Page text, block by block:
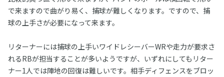
で来ますので曲がり易く、捕球が難しくなります。ですので、捕
球の上手さが必要になって来ます。
リターナーには捕球の上手いワイドレシーバーWRや走力が要求さ
れるRBが担当することが多いようですが、いずれにしてもリター
ナー1人では陣地の回復は難しいです。相手ディフェンスをブロッ